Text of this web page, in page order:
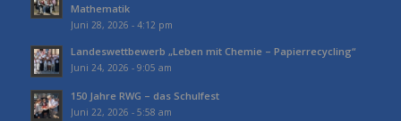
Mathematik
Juni 28, 2026 - 4:12 pm
Landeswettbewerb „Leben mit Chemie – Papierrecycling“
Juni 24, 2026 - 9:05 am
150 Jahre RWG – das Schulfest
Juni 22, 2026 - 5:58 am